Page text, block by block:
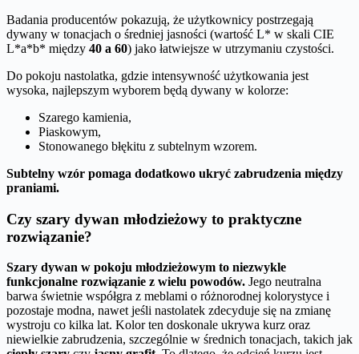
Badania producentów pokazują, że użytkownicy postrzegają
dywany w tonacjach o średniej jasności (wartość L* w skali CIE
L*a*b* między 40 a 60) jako łatwiejsze w utrzymaniu czystości.
Do pokoju nastolatka, gdzie intensywność użytkowania jest
wysoka, najlepszym wyborem będą dywany w kolorze:
Szarego kamienia,
Piaskowym,
Stonowanego błękitu z subtelnym wzorem.
Subtelny wzór pomaga dodatkowo ukryć zabrudzenia między
praniami.
Czy szary dywan młodzieżowy to praktyczne
rozwiązanie?
Szary dywan w pokoju młodzieżowym to niezwykle
funkcjonalne rozwiązanie z wielu powodów. Jego neutralna
barwa świetnie współgra z meblami o różnorodnej kolorystyce i
pozostaje modna, nawet jeśli nastolatek zdecyduje się na zmianę
wystroju co kilka lat. Kolor ten doskonale ukrywa kurz oraz
niewielkie zabrudzenia, szczególnie w średnich tonacjach, takich jak